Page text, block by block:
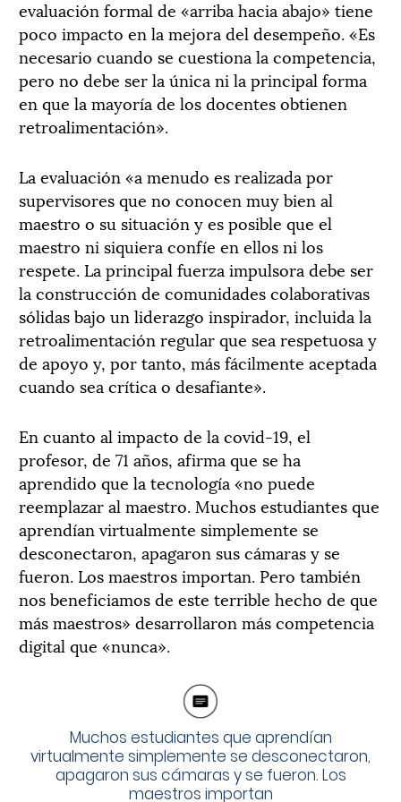
evaluación formal de «arriba hacia abajo» tiene
poco impacto en la mejora del desempeño. «Es
necesario cuando se cuestiona la competencia,
pero no debe ser la única ni la principal forma
en que la mayoría de los docentes obtienen
retroalimentación».
La evaluación «a menudo es realizada por
supervisores que no conocen muy bien al
maestro o su situación y es posible que el
maestro ni siquiera confíe en ellos ni los
respete. La principal fuerza impulsora debe ser
la construcción de comunidades colaborativas
sólidas bajo un liderazgo inspirador, incluida la
retroalimentación regular que sea respetuosa y
de apoyo y, por tanto, más fácilmente aceptada
cuando sea crítica o desafiante».
En cuanto al impacto de la covid-19, el
profesor, de 71 años, afirma que se ha
aprendido que la tecnología «no puede
reemplazar al maestro. Muchos estudiantes que
aprendían virtualmente simplemente se
desconectaron, apagaron sus cámaras y se
fueron. Los maestros importan. Pero también
nos beneficiamos de este terrible hecho de que
más maestros» desarrollaron más competencia
digital que «nunca».
Muchos estudiantes que aprendían
virtualmente simplemente se desconectaron,
apagaron sus cámaras y se fueron. Los
maestros importan